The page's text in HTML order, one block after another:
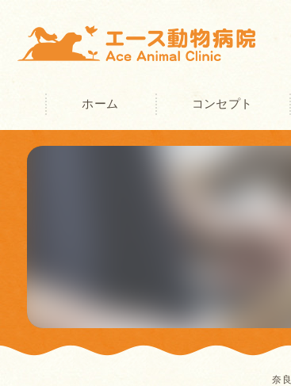
ホーム コンセプト
奈良の動物病院･エー
奈良の動物病院･エー
奈良の動物病院･エー
奈